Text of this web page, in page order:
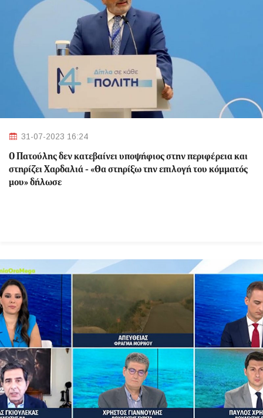
31-07-2023 16:24
Ο Πατούλης δεν κατεβαίνει υποψήφιος στην περιφέρεια και
στηρίζει Χαρδαλιά - «Θα στηρίξω την επιλογή του κόμματός
μου» δήλωσε